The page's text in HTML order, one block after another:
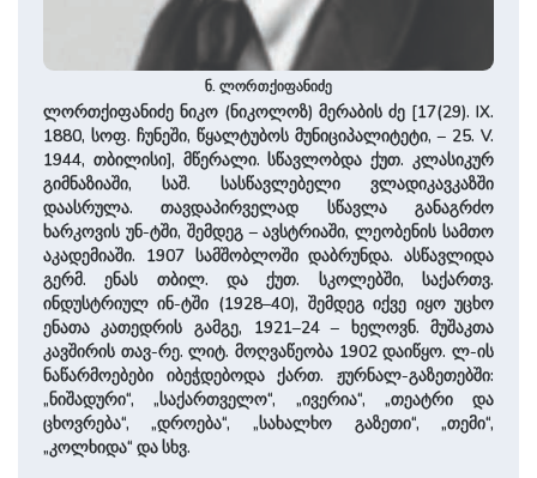
ნ. ლორთქიფანიძე
ლორთქიფანიძე ნიკო (ნიკოლოზ) მერაბის ძე [17(29). IX.
1880, სოფ. ჩუნეში, წყალტუბოს მუნიციპალიტეტი, – 25. V.
1944, თბილისი], მწერალი. სწავლობდა ქუთ. კლასიკურ
გიმნაზიაში, საშ. სასწავლებელი ვლადიკავკაზში
დაასრულა. თავდაპირველად სწავლა განაგრძო
ხარკოვის უნ-ტში, შემდეგ – ავსტრიაში, ლეობენის სამთო
აკადემიაში. 1907 სამშობლოში დაბრუნდა. ასწავლიდა
გერმ. ენას თბილ. და ქუთ. სკოლებში, საქართვ.
ინდუსტრიულ ინ-ტში (1928–40), შემდეგ იქვე იყო უცხო
ენათა კათედრის გამგე, 1921–24 – ხელოვნ. მუშაკთა
კავშირის თავ-რე. ლიტ. მოღვაწეობა 1902 დაიწყო. ლ-ის
ნაწარმოებები იბეჭდებოდა ქართ. ჟურნალ-გაზეთებში:
„ნიშადური“, „საქართველო“, „ივერია“, „თეატრი და
ცხოვრება“, „დროება“, „სახალხო გაზეთი“, „თემი“,
„კოლხიდა“ და სხვ.